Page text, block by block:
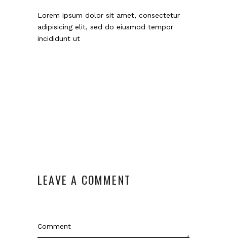
Lorem ipsum dolor sit amet, consectetur
adipisicing elit, sed do eiusmod tempor
incididunt ut
LEAVE A COMMENT